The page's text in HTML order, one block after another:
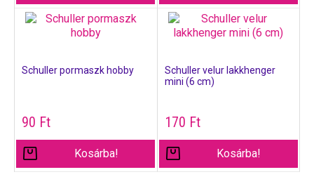
Schuller pormaszk hobby
90 Ft
Kosárba!
Schuller velur lakkhenger
mini (6 cm)
170 Ft
Kosárba!